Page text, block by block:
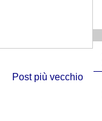
Post più vecchio